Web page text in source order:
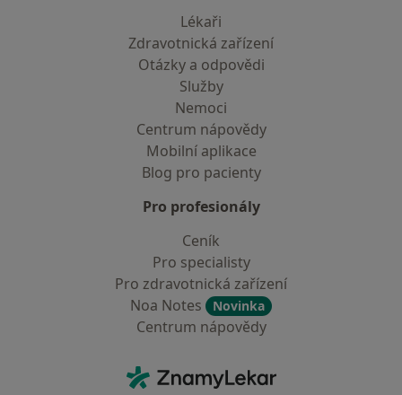
Lékaři
Zdravotnická zařízení
Otázky a odpovědi
Služby
Nemoci
Centrum nápovědy
Mobilní aplikace
Blog pro pacienty
Pro profesionály
Ceník
Pro specialisty
Pro zdravotnická zařízení
Noa Notes
Novinka
Centrum nápovědy
ZnamyLekar - Hlavní stránka